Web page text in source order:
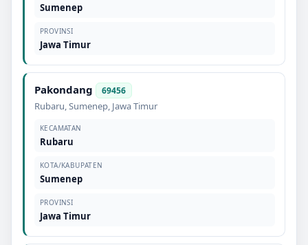
Sumenep
PROVINSI
Jawa Timur
Pakondang 69456
Rubaru,Sumenep, Jawa Timur
KECAMATAN
Rubaru
KOTA/KABUPATEN
Sumenep
PROVINSI
Jawa Timur